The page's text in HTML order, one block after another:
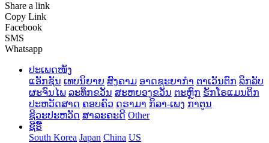
Share a link
Copy Link
Facebook
SMS
Whatsapp
ປະເພດໜັງ
ແອັກຊັນ ເທບນິຍາຍ ສົງຄາມ ອາດຊະຍາກໍາ ຕາເວັນຕົກ ລຶກລັບ
ຜະຈົນໄພ ລະທຶກຂວັນ ສະຫຍອງຂວັນ ຕະຫຼົກ ຮັກໂຣແມນຕິກ
ປະຫວັດສາດ ຄອບຄົວ ດຣາມາ ກິລາ-ເພງ ກາຕູນ
ຊີວະປະຫວັດ ສາລະຄະດີ Other
ຊີຣີ໌
South Korea Japan China US